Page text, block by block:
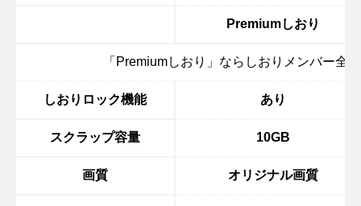
Premiumしおり
「Premiumしおり」ならしおりメンバー全
しおりロック機能 あり
スクラップ容量 10GB
画質 オリジナル画質